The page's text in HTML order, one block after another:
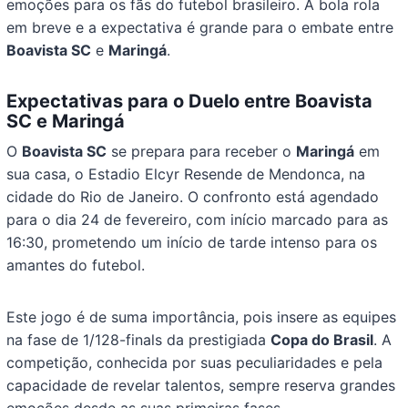
emoções para os fãs do futebol brasileiro. A bola rola
em breve e a expectativa é grande para o embate entre
Boavista SC e Maringá.
Expectativas para o Duelo entre Boavista
SC e Maringá
O Boavista SC se prepara para receber o Maringá em
sua casa, o Estadio Elcyr Resende de Mendonca, na
cidade do Rio de Janeiro. O confronto está agendado
para o dia 24 de fevereiro, com início marcado para as
16:30, prometendo um início de tarde intenso para os
amantes do futebol.
Este jogo é de suma importância, pois insere as equipes
na fase de 1/128-finals da prestigiadaCopa do Brasil. A
competição, conhecida por suas peculiaridades e pela
capacidade de revelar talentos, sempre reserva grandes